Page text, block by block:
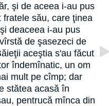
şi de aceea i-au pus
fratele său, care ţinea
deaceea i-au pus
de şasezeci de
aceştia s'au făcut
îndemînatic, un om
mult pe cîmp; dar
stătea acasă în
pentrucă mînca din